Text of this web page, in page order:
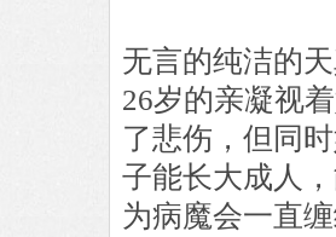
无言的纯洁的
26岁的亲凝视
了悲伤，但同
子能长大成人
为病魔会一直